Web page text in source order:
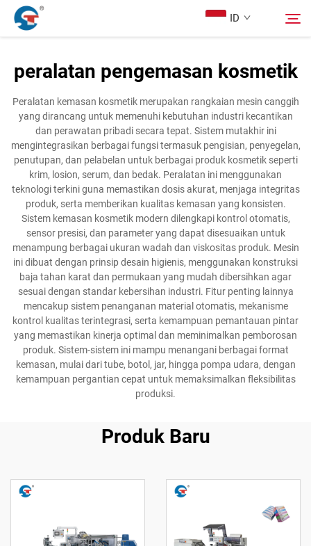
ID
Tentang Kami
Produk
Kasus Desain
Layanan
Berita
Hubungi Kami
Cari
peralatan pengemasan kosmetik
Peralatan kemasan kosmetik merupakan rangkaian mesin canggih
yang dirancang untuk memenuhi kebutuhan industri kecantikan
dan perawatan pribadi secara tepat. Sistem mutakhir ini
mengintegrasikan berbagai fungsi termasuk pengisian, penyegelan,
penutupan, dan pelabelan untuk berbagai produk kosmetik seperti
krim, losion, serum, dan bedak. Peralatan ini menggunakan
teknologi terkini guna memastikan dosis akurat, menjaga integritas
produk, serta memberikan kualitas kemasan yang konsisten.
Sistem kemasan kosmetik modern dilengkapi kontrol otomatis,
sensor presisi, dan parameter yang dapat disesuaikan untuk
menampung berbagai ukuran wadah dan viskositas produk. Mesin
ini dibuat dengan prinsip desain higienis, menggunakan konstruksi
baja tahan karat dan permukaan yang mudah dibersihkan agar
sesuai dengan standar kebersihan industri. Fitur penting lainnya
mencakup sistem penanganan material otomatis, mekanisme
kontrol kualitas terintegrasi, serta kemampuan pemantauan pintar
yang memastikan kinerja optimal dan meminimalkan pemborosan
produk. Sistem-sistem ini mampu menangani berbagai format
kemasan, mulai dari tube, botol, jar, hingga pompa udara, dengan
kemampuan pergantian cepat untuk memaksimalkan fleksibilitas
produksi.
Produk Baru